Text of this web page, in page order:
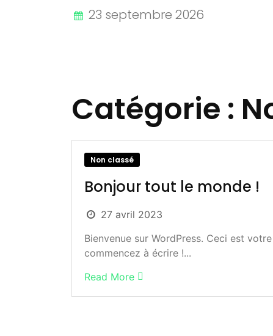
Catégorie :
Non classé
Bonjour tout le monde !
27 avril 2023
Bienvenue sur WordPress. Ceci est
commencez à écrire !...
Read More